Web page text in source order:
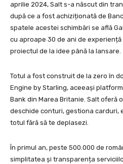
aprilie 2024, Salt s-a născut din
după ce a fost achiziționată de
spatele acestei schimbări se află
cu aproape 30 de ani de
proiectul de la idee până la lansare.
Totul a fost construit de la zero în
Engine by Starling, aceeași
Bank din Marea Britanie. Salt oferă
deschide conturi, gestiona carduri,
totul fără să te deplasezi.
În primul an, peste 500.000 de
simplitatea și transparența